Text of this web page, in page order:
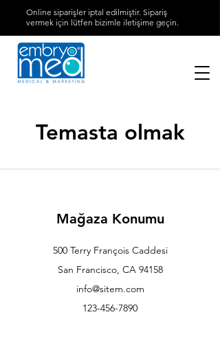
Online siparişler iptal edilmiştir. Sipariş
vermek için lütfen bizimle iletişime geçin.
Temasta olmak
Mağaza Konumu
500 Terry François Caddesi
San Francisco, CA 94158
info@sitem.com
123-456-7890